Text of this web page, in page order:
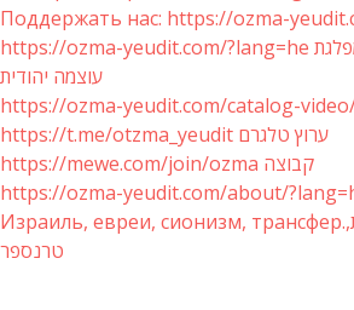
Поддержать нас: https://ozma-
https://ozma-yeudit.com/?lang=he אתר תמיכה לא רשמי במפלגת
עוצמה יהודית
https://t.me/otzma_yeudit ערוץ טלגרם
https://mewe.com/join/ozma קבוצה
Израиль, евреи, сионизм, трансфер.ישראל, יהודים, ציונות,
טרנספר